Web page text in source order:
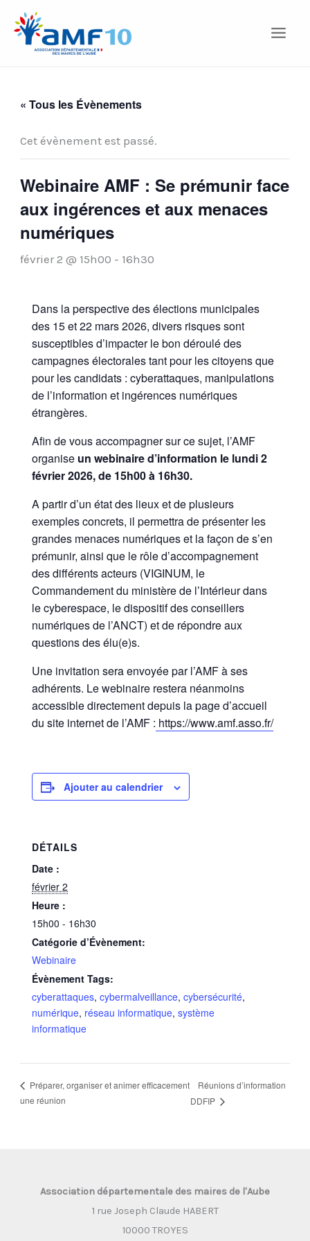
contenu
« Tous les Évènements
Cet évènement est passé.
Webinaire AMF : Se prémunir face
aux ingérences et aux menaces
numériques
février 2 @ 15h00 - 16h30
Dans la perspective des élections municipales
des 15 et 22 mars 2026, divers risques sont
susceptibles d’impacter le bon déroulé des
campagnes électorales tant pour les citoyens que
pour les candidats : cyberattaques, manipulations
de l’information et ingérences numériques
étrangères.
Afin de vous accompagner sur ce sujet, l’AMF
organise un webinaire d’information le lundi 2
février 2026, de 15h00 à 16h30.
A partir d’un état des lieux et de plusieurs
exemples concrets, il permettra de présenter les
grandes menaces numériques et la façon de s’en
prémunir, ainsi que le rôle d’accompagnement
des différents acteurs (VIGINUM, le
Commandement du ministère de l’Intérieur dans
le cyberespace, le dispositif des conseillers
numériques de l’ANCT) et de répondre aux
questions des élu(e)s.
Une invitation sera envoyée par l’AMF à ses
adhérents. Le webinaire restera néanmoins
accessible directement depuis la page d’accueil
du site internet de l’AMF : https://www.amf.asso.fr/
Ajouter au calendrier
DÉTAILS
Date :
février 2
Heure :
15h00 - 16h30
Catégorie d’Évènement:
Webinaire
Évènement Tags:
cyberattaques,cybermalveillance,cybersécurité,
numérique, réseau informatique,système
informatique
Préparer, organiser et animer efficacement
une réunion
Réunions d’information
DDFIP
Association départementale des maires de l'Aube
1 rue Joseph Claude HABERT
10000 TROYES